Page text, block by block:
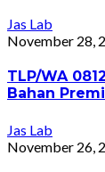
Jas Lab
November 28,
TLP/WA
Bahan
Jas Lab
November 26,